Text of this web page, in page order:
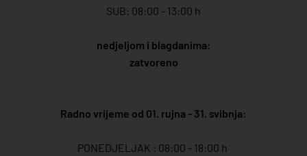
SUB: 08:00 - 13:00 h
nedjeljom i blagdanima:
zatvoreno
Radno vrijeme od 01. rujna - 31. svibnja:
PONEDJELJAK : 08:00 - 18:00 h